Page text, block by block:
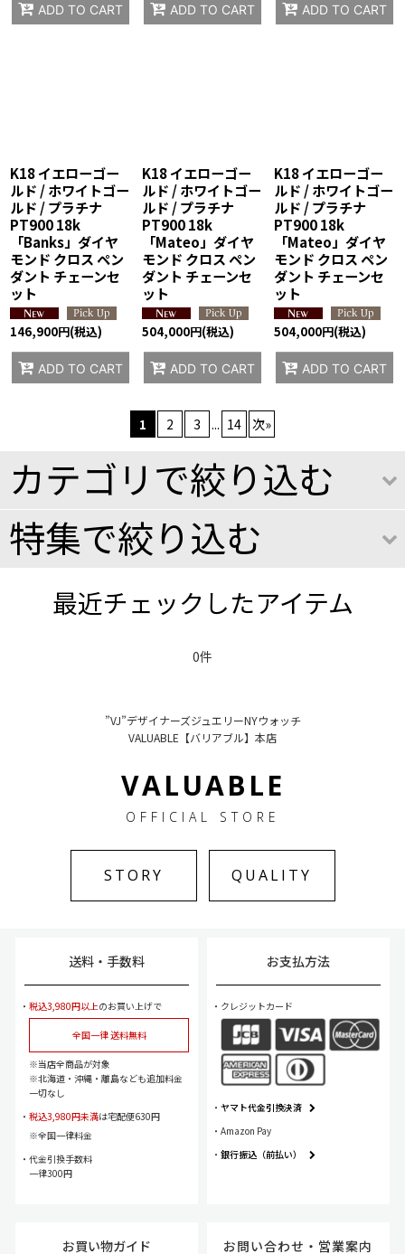
ADD TO CART ADD TO CART ADD TO CART
K18 イエローゴー
ルド / ホワイトゴー
ルド / プラチナ
PT900 18k
「Banks」ダイヤ
モンド クロス ペン
ダント チェーンセ
ット
146,900円(税込)
ADD TO CART
K18 イエローゴー
ルド / ホワイトゴー
ルド / プラチナ
PT900 18k
「Mateo」ダイヤ
モンド クロス ペン
ダント チェーンセ
ット
504,000円(税込)
ADD TO CART
K18 イエローゴー
ルド / ホワイトゴー
ルド / プラチナ
PT900 18k
「Mateo」ダイヤ
モンド クロス ペン
ダント チェーンセ
ット
504,000円(税込)
ADD TO CART
1 2 3 ... 14 次»
カテゴリで絞り込む
VJ
GOLD JEWELRY
DIAMOND WATCHES
特集で絞り込む
Joe Rodeo Junior
Joe Rodeo Trooper
Joe Rodeo Victory
Joe Rodeo Master
Joe Rodeo Panama
Joe Rodeo Shapiro
Joe Rodeo Sicily
Joe Rodeo Madison
Joe Rodeo Broadway
最近チェックしたアイテム
0件
”VJ”デザイナーズジュエリーNYウォッチ
VALUABLE【バリアブル】本店
VALUABLE
OFFICIAL STORE
STORY QUALITY
送料・手数料
税込3,980円以上のお買い上げで
全国一律 送料無料
当店全商品が対象
北海道・沖縄・離島なども追加料金
一切なし
税込3,980円未満は宅配便630円
全国一律料金
代金引換手数料
一律300円
お支払方法
クレジットカード
ヤマト代金引換決済
Amazon Pay
銀行振込（前払い）
お買い物ガイド お問い合わせ・ 営業案内